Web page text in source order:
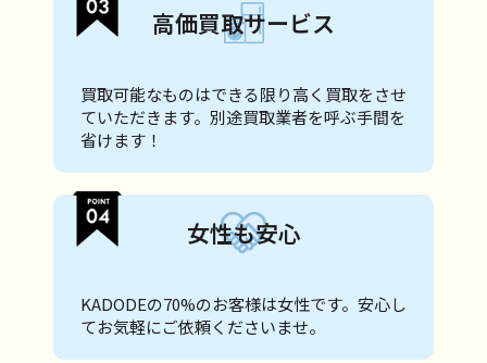
高価買取サービス
買取可能なものはできる限り高く買取をさせ
ていただきます。別途買取業者を呼ぶ手間を
省けます！
女性も安心
KADODEの70%のお客様は女性です。安心し
てお気軽にご依頼くださいませ。